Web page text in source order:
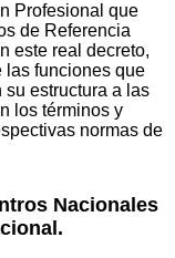
Profesional que
de Referencia
este real decreto,
las funciones que
estructura a las
los términos y
normas de
Nacionales